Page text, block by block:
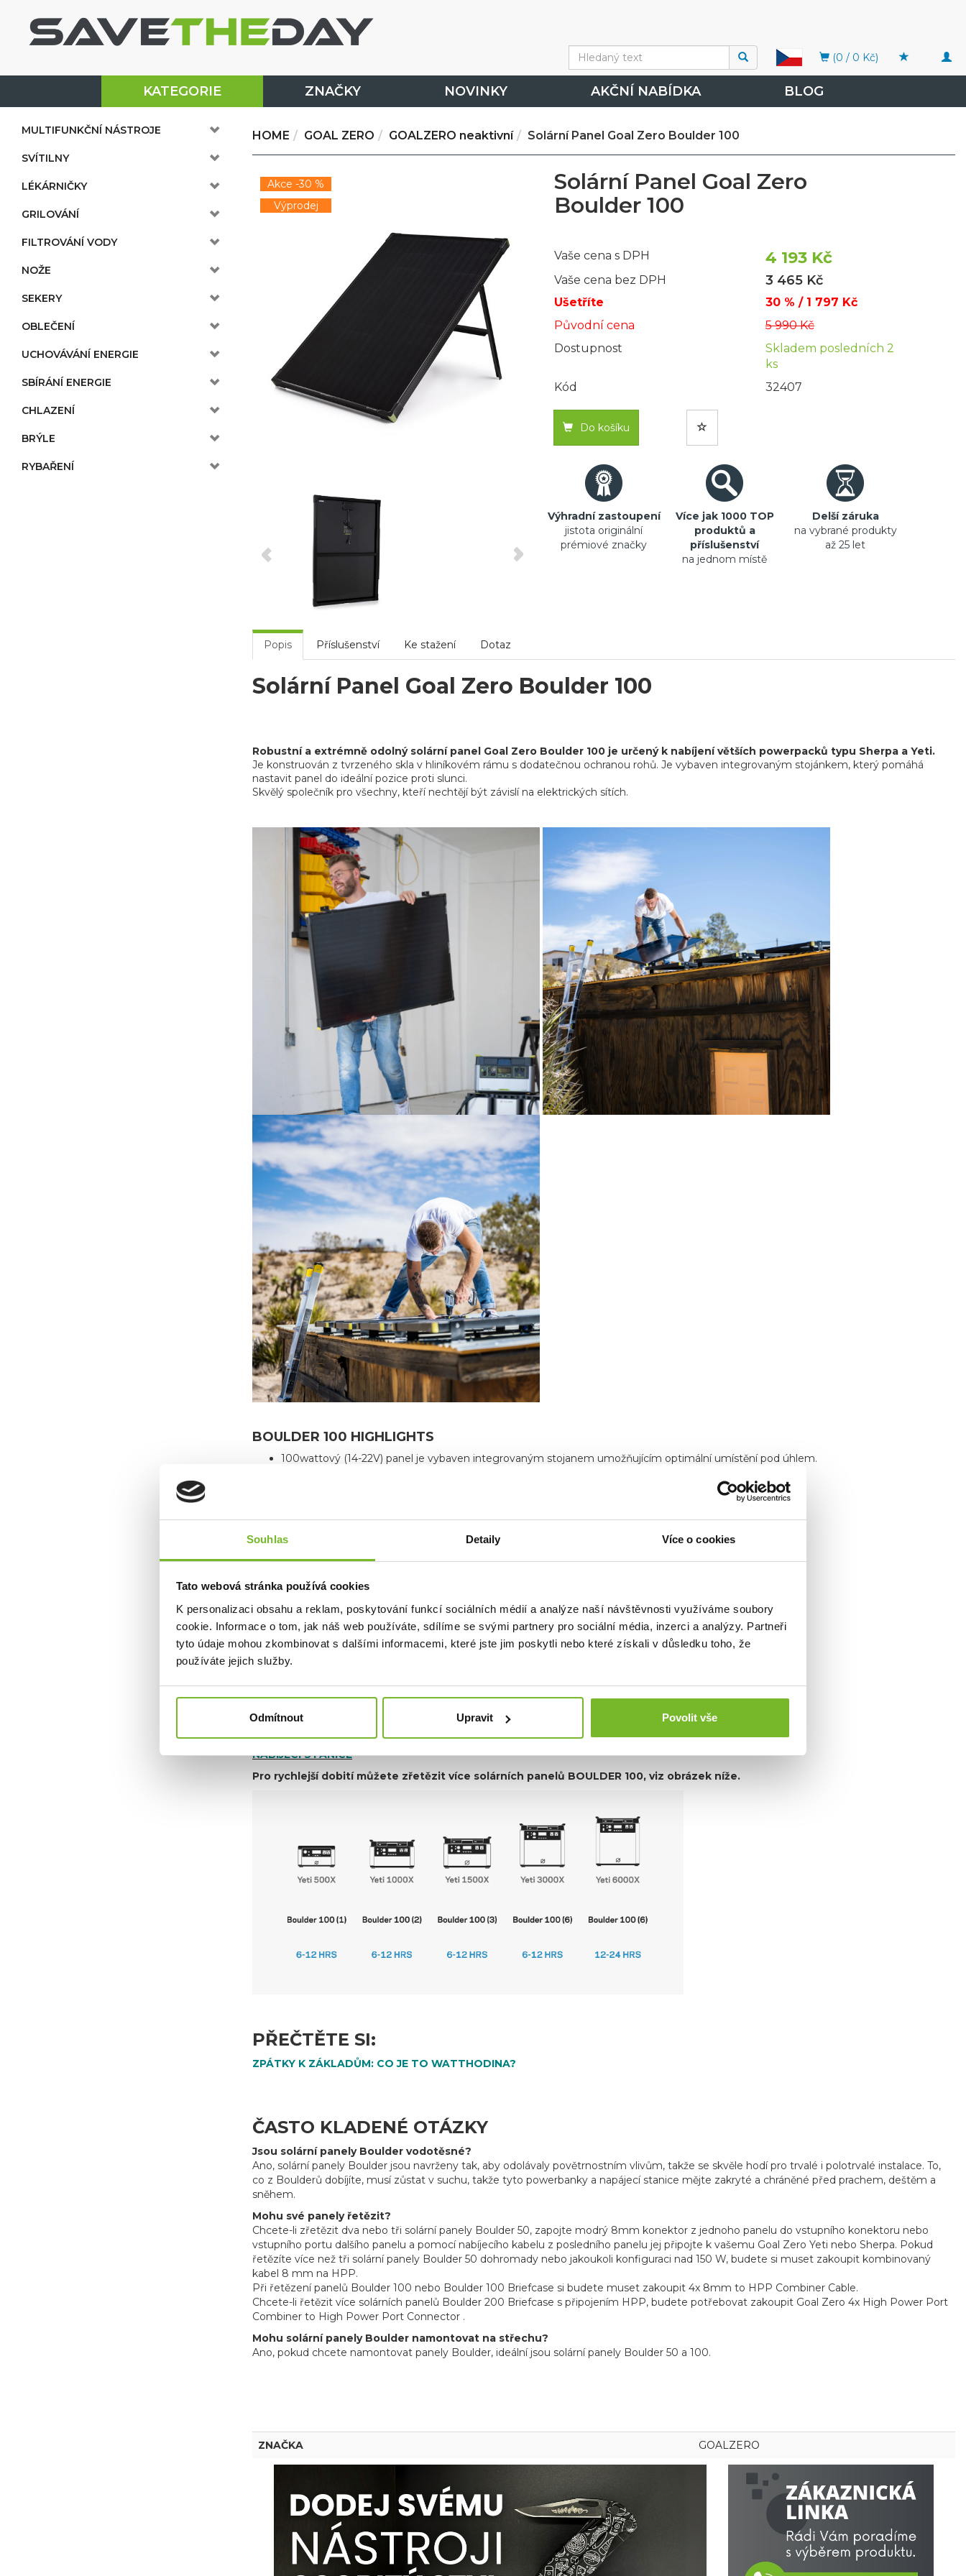
Souhlas Detaily Více o cookies
Tato webová stránka používá cookies
K personalizaci obsahu a reklam, poskytování funkcí sociálních médií a analýze naší návštěvnosti využíváme soubory
cookie. Informace o tom, jak náš web používáte, sdílíme se svými partnery pro sociální média, inzerci a analýzy. Partneři
tyto údaje mohou zkombinovat s dalšími informacemi, které jste jim poskytli nebo které získali v důsledku toho, že
používáte jejich služby.
Odmítnout Upravit Povolit vše
(0 / 0 Kč)
KATEGORIE ZNAČKY NOVINKY AKČNÍ NABÍDKA BLOG
MULTIFUNKČNÍ NÁSTROJE
SVÍTILNY
LÉKÁRNIČKY
GRILOVÁNÍ
FILTROVÁNÍ VODY
NOŽE
SEKERY
OBLEČENÍ
UCHOVÁVÁNÍ ENERGIE
SBÍRÁNÍ ENERGIE
CHLAZENÍ
BRÝLE
RYBAŘENÍ
HOME GOAL ZERO GOALZERO neaktivní Solární Panel Goal Zero Boulder 100
Akce -30 %
Výprodej
Solární Panel Goal Zero
Boulder 100
Vaše cena s DPH 4 193 Kč
Vaše cena bez DPH 3 465 Kč
Ušetříte
30 % / 1 797 Kč
Původní cena
5 990 Kč
Dostupnost
Skladem posledních 2
ks
Kód
32407
Do košíku
Výhradní zastoupení
jistota originální
prémiové značky
Více jak 1000 TOP
produktů a
příslušenství
na jednom místě
Delší záruka
na vybrané produkty
až 25 let
Popis Příslušenství Ke stažení Dotaz
Solární Panel Goal Zero Boulder 100
Robustní a extrémně odolný solární panel Goal Zero Boulder 100 je určený k nabíjení větších powerpacků typu Sherpa a Yeti.
Je konstruován z tvrzeného skla v hliníkovém rámu s dodatečnou ochranou rohů. Je vybaven integrovaným stojánkem, který pomáhá
nastavit panel do ideální pozice proti slunci.
Skvělý společník pro všechny, kteří nechtějí být závislí na elektrických sítích.
BOULDER 100 HIGHLIGHTS
100wattový (14-22V) panel je vybaven integrovaným stojanem umožňujícím optimální umístění pod úhlem.
Boulder 100 Solar Panel s vestavěným polohovatelným stojanem
Hmotnost: 9.1 Kg
Výkon: 18-22 V / 100 W
Typ panelu: Monokrystal
Výstupy: Solar port 8 mm, 14-22 V, až 7 A (max 100 W)
DOBA NABÍJENÍ:
Nabíjecí stanice Yeti 500X: 6-12 h
Nabíjecí stanice Yeti 1000X: 12-24 h
Nabíjecí stanice Yeti 1500X: 18-36 h
NABÍJECÍ STANICE
Pro rychlejší dobití můžete zřetězit více solárních panelů BOULDER 100, viz obrázek níže.
PŘEČTĚTE SI:
ZPÁTKY K ZÁKLADŮM: CO JE TO WATTHODINA?
ČASTO KLADENÉ OTÁZKY
Jsou solární panely Boulder vodotěsné?
Ano, solární panely Boulder jsou navrženy tak, aby odolávaly povětrnostním vlivům, takže se skvěle hodí pro trvalé i polotrvalé instalace. To,
co z Boulderů dobíjíte, musí zůstat v suchu, takže tyto powerbanky a napájecí stanice mějte zakryté a chráněné před prachem, deštěm a
sněhem.
Mohu své panely řetězit?
Chcete-li zřetězit dva nebo tři solární panely Boulder 50, zapojte modrý 8mm konektor z jednoho panelu do vstupního konektoru nebo
vstupního portu dalšího panelu a pomocí nabíjecího kabelu z posledního panelu jej připojte k vašemu Goal Zero Yeti nebo Sherpa. Pokud
řetězíte více než tři solární panely Boulder 50 dohromady nebo jakoukoli konfiguraci nad 150 W, budete si muset zakoupit kombinovaný
kabel 8 mm na HPP.
Při řetězení panelů Boulder 100 nebo Boulder 100 Briefcase si budete muset zakoupit 4x 8mm to HPP Combiner Cable.
Chcete-li řetězit více solárních panelů Boulder 200 Briefcase s připojením HPP, budete potřebovat zakoupit Goal Zero 4x High Power Port
Combiner to High Power Port Connector .
Mohu solární panely Boulder namontovat na střechu?
Ano, pokud chcete namontovat panely Boulder, ideální jsou solární panely Boulder 50 a 100.
ZNAČKA GOALZERO